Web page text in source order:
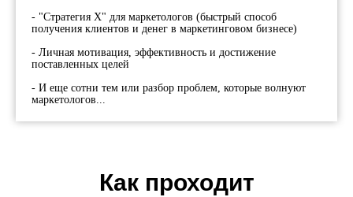
- "Стратегия X" для маркетологов (быстрый способ
получения клиентов и денег в маркетинговом бизнесе)
- Личная мотивация, эффективность и достижение
поставленных целей
- И еще сотни тем или разбор проблем, которые волнуют
маркетологов...
Как проходит